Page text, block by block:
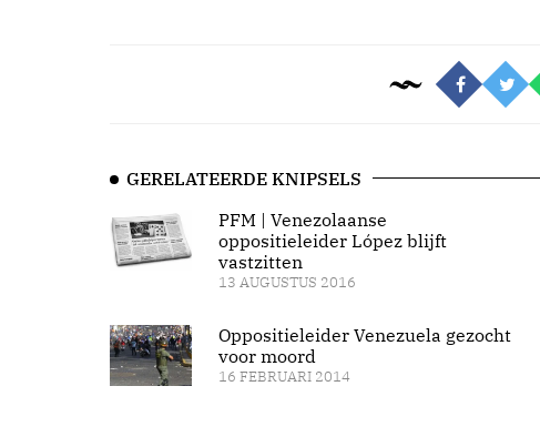
GERELATEERDE KNIPSELS
PFM | Venezolaanse
oppositieleider López blijft
vastzitten
13 AUGUSTUS 2016
Oppositieleider Venezuela gezocht
voor moord
16 FEBRUARI 2014